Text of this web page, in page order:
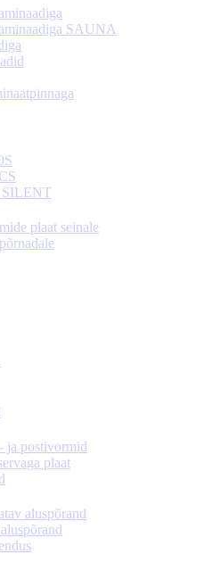
SAUNA
SILENT
plaat seinale
ja postivormid
plaat
aluspõrand